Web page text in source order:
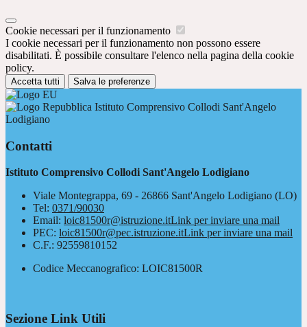
Cookie necessari per il funzionamento
I cookie necessari per il funzionamento non possono essere
disabilitati. È possibile consultare l'elenco nella pagina della cookie
policy.
Accetta tutti Salva le preferenze
Istituto Comprensivo Collodi Sant'Angelo
Lodigiano
Contatti
Istituto Comprensivo Collodi Sant'Angelo Lodigiano
Viale Montegrappa, 69 - 26866 Sant'Angelo Lodigiano (LO)
Tel: 0371/90030
Email: loic81500r@istruzione.itLink per inviare una mail
PEC: loic81500r@pec.istruzione.itLink per inviare una mail
C.F.: 92559810152
Codice Meccanografico: LOIC81500R
Sezione Link Utili